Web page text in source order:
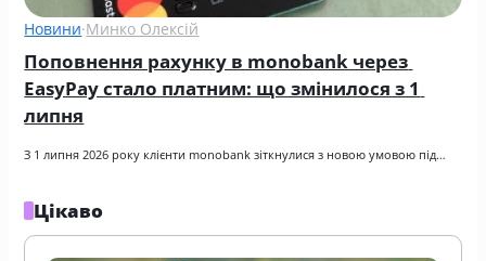
Новини·Минко Олексій
Поповнення рахунку в monobank через
EasyPay стало платним: що змінилося з 1
липня
З 1 липня 2026 року клієнти monobank зіткнулися з новою умовою під…
Цікаво